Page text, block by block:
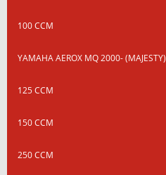
100 CCM
YAMAHA AEROX MQ 2000- (MAJESTY)
125 CCM
150 CCM
250 CCM